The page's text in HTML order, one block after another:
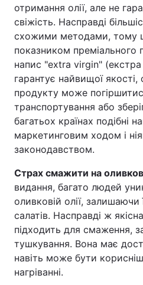
отримання олії, але не
свіжість. Насправді
схожими методами, тому
показником преміального
напис "extra virgin"
гарантує найвищої якості,
продукту може
транспортування або
багатьох країнах подібні
маркетинговим ходом і
законодавством.
Страх смажити на
видання, багато людей
оливковій олії,
салатів. Насправді ж
підходить для смаження,
тушкування. Вона має
навіть може бути
нагріванні.